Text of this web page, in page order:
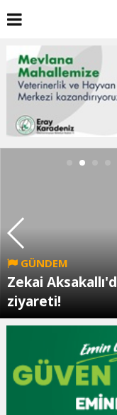
GÜNDEM
Zekai
ziyareti!